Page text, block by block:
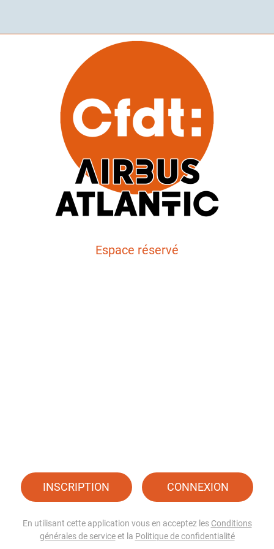
Espace réservé
INSCRIPTION CONNEXION
En utilisant cette application vous en acceptez les Conditions
générales de serviceet la Politique de confidentialité